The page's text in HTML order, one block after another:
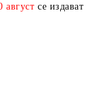
август се издават